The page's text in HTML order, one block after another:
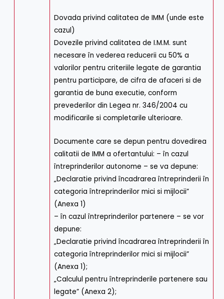
Dovada privind calitatea de IMM (unde este
cazul)
Dovezile privind calitatea de I.M.M. sunt
necesare în vederea reducerii cu 50% a
valorilor pentru criteriile legate de garantia
pentru participare, de cifra de afaceri si de
garantia de buna executie, conform
prevederilor din Legea nr. 346/2004 cu
modificarile si completarile ulterioare.
Documente care se depun pentru dovedirea
calitatii de IMM a ofertantului: – în cazul
întreprinderilor autonome – se va depune:
„Declaratie privind încadrarea întreprinderii în
categoria întreprinderilor mici si mijlocii”
(Anexa 1)
– în cazul întreprinderilor partenere – se vor
depune:
„Declaratie privind încadrarea întreprinderii în
categoria întreprinderilor mici si mijlocii”
(Anexa 1);
„Calculul pentru întreprinderile partenere sau
legate” (Anexa 2);